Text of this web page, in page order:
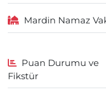
Mardin Namaz
Puan Durumu ve
Fikstür